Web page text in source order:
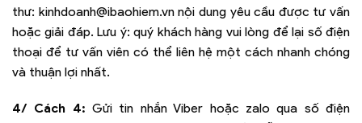
thư: kinhdoanh@ibaohiem.vnnội dung yêu cầu được tư vấn
hoặc giải đáp. Lưu ý: quý khách hàng vui lòng để lại số điện
thoại để tư vấn viên có thể liên hệ một cách nhanh chóng
và thuận lợi nhất.
4/ Cách 4: Gửi tin nhắn Viber hoặc zalo qua số điện